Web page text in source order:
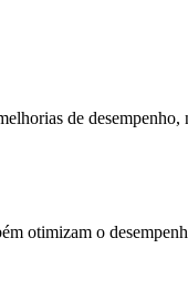
de desempenho,
otimizam o